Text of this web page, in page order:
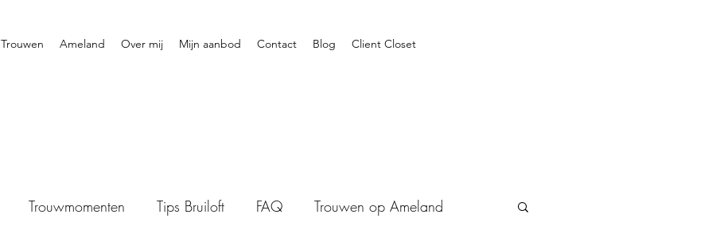
Trouwen Ameland Over mij Mijn aanbod Contact Blog Client Closet
Trouwmomenten Tips Bruiloft FAQ Trouwen op Ameland